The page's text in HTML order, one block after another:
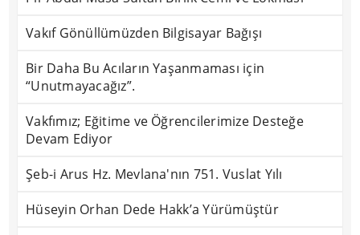
Vakıf Gönüllümüzden Bilgisayar Bağışı
Bir Daha Bu Acıların Yaşanmaması için
“Unutmayacağız”.
Vakfımız; Eğitime ve Öğrencilerimize Desteğe
Devam Ediyor
Şeb-i Arus Hz. Mevlana'nın 751. Vuslat Yılı
Hüseyin Orhan Dede Hakk’a Yürümüştür